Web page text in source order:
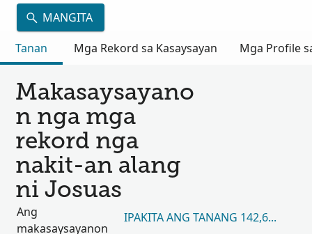
MANGITA
Tanan
Mga Rekord sa Kasaysayan Mga Profile
Makasaysayano
n nga mga
rekord nga
nakit-an alang
ni Josuas
Ang
makasaysayanon
IPAKITA ANG TANANG 142,692